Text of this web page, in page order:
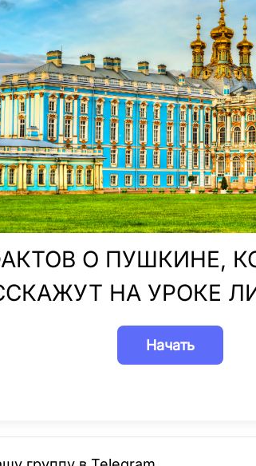
О ПУШКИНЕ,
НА УРОКЕ